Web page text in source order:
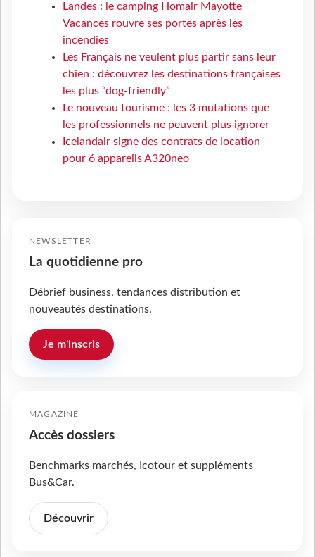
Landes : le camping Homair Mayotte
Vacances rouvre ses portes après les
incendies
Les Français ne veulent plus partir sans leur
chien : découvrez les destinations françaises
les plus “dog-friendly”
Le nouveau tourisme : les 3 mutations que
les professionnels ne peuvent plus ignorer
Icelandair signe des contrats de location
pour 6 appareils A320neo
NEWSLETTER
La quotidienne pro
Débrief business, tendances distribution et
nouveautés destinations.
Je m'inscris
MAGAZINE
Accès dossiers
Benchmarks marchés, Icotour et suppléments
Bus&Car.
Découvrir